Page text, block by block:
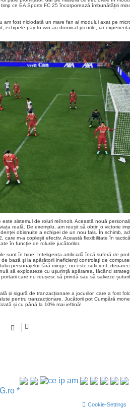
ce EA Sports FC 25 încorporează îmbunătățiri
am fost niciodată un mare fan al modului axat pe
echipele pay-to-win au dominat jocurile, iar
este sistemul de roluri reînnoit. Această nouă
reală. De exemplu, am reușit să obțin o victorie
obișnuite a echipei de un nou fals. În schimb,
care m-a copleșit efectiv. Această flexibilitate în
în funcție de rolurile jucătorilor.
sunt în bine. Inteligența artificială încă suferă de
bază și la apărătorii ineficienți controlați de
personajelor fără minge, nu este suficient,
să exploateze cu ușurință apărarea, făcând
care nu reușesc să prindă sau să salveze
și sigură de tranzacționare a jocurilor, care a fost
pentru tranzacționare. Jucătorii pot Cumpără
și cu până la 10% mai ieftină!
*
Cookie-Settings